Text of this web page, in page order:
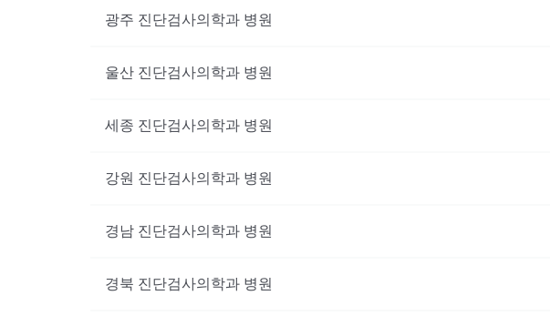
광주 진단검사의학과 병원
울산 진단검사의학과 병원
세종 진단검사의학과 병원
강원 진단검사의학과 병원
경남 진단검사의학과 병원
경북 진단검사의학과 병원